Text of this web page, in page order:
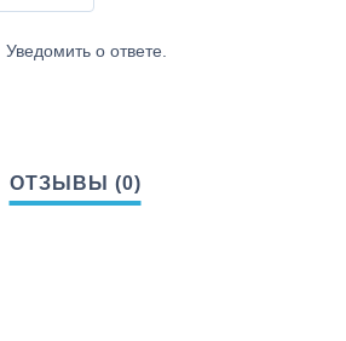
Уведомить о ответе.